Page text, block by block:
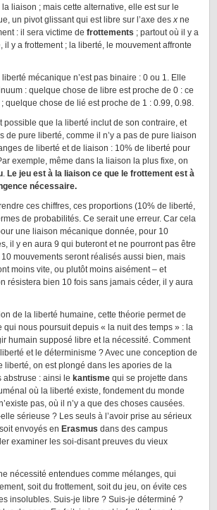
liaison ; mais cette alternative, elle est sur le
un pivot glissant qui est libre sur l’axe desx ne
: il sera victime de frottements ; partout où il y a
il y a frottement ; la liberté, le mouvement affronte
mécanique n’est pas binaire : 0 ou 1. Elle
: quelque chose de libre est proche de 0 : ce
quelque chose de lié est proche de 1 : 0.99, 0.98.
possible que la liberté inclut de son contraire, et
de pure liberté, comme il n’y a pas de pure liaison
de liberté et de liaison : 10% de liberté pour
exemple, même dans la liaison la plus fixe, on
. Le jeu est à la liaison ce que le frottement est à
nécessaire.
ces chiffres, ces proportions (10% de liberté,
de probabilités. Ce serait une erreur. Car cela
une liaison mécanique donnée, pour 10
il y en aura 9 qui buteront et ne pourront pas être
mouvements seront réalisés aussi bien, mais
moins vite, ou plutôt moins aisément – et
résistera bien 10 fois sans jamais céder, il y aura
de la liberté humaine, cette théorie permet de
qui nous poursuit depuis « la nuit des temps » : la
humain supposé libre et la nécessité. Comment
et le déterminisme ? Avec une conception de
liberté, on est plongé dans les apories de la
: ainsi le kantisme qui se projette dans
où la liberté existe, fondement du monde
pas, où il n’y a que des choses causées.
sérieuse ? Les seuls à l’avoir prise au sérieux
envoyés en Erasmus dans des campus
examiner les soi-disant preuves du vieux
nécessité entendues comme mélanges, qui
soit du frottement, soit du jeu, on évite ces
insolubles. Suis-je libre ? Suis-je déterminé ?